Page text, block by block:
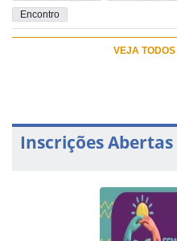
Encontro
VEJA
Inscrições Abertas